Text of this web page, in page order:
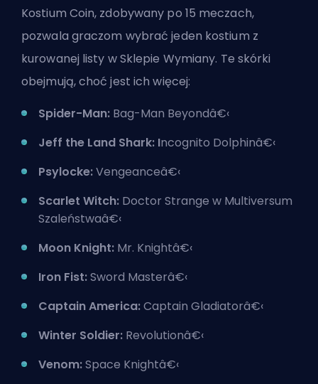
Kostium Coin, zdobywany po 15 meczach,
pozwala graczom wybrać jeden kostium z
kurowanej listy w Sklepie Wymiany. Te skórki
obejmują, choć jest ich więcej:
Spider-Man: Bag-Man Beyondâ€‹
Jeff the Land Shark: Incognito Dolphinâ€‹
Psylocke:Vengeanceâ€‹
Scarlet Witch: Doctor Strange w Multiversum
Szaleństwaâ€‹
Moon Knight: Mr. Knightâ€‹
Iron Fist:Sword Masterâ€‹
Captain America:Captain Gladiatorâ€‹
Winter Soldier: Revolutionâ€‹
Venom:Space Knightâ€‹